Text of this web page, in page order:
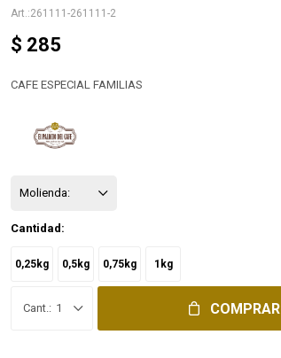
261111-261111-2
$ 285
CAFE ESPECIAL FAMILIAS
Molienda:
Cantidad:
0,25kg 0,5kg 0,75kg 1kg
1 COMPRAR